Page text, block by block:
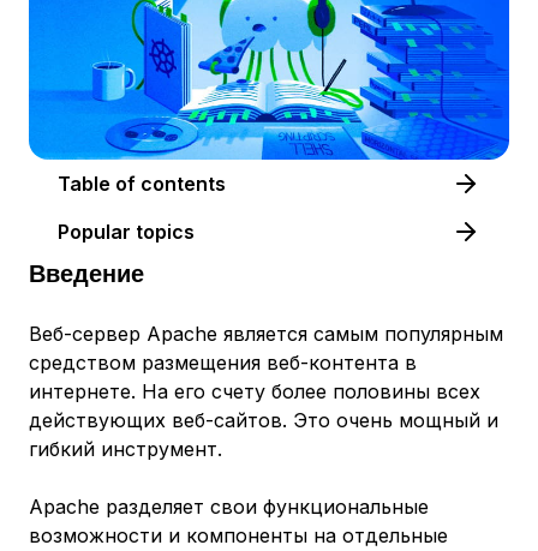
Table of contents
Popular topics
Введение
Веб-сервер Apache является самым популярным
средством размещения веб-контента в
интернете. На его счету более половины всех
действующих веб-сайтов. Это очень мощный и
гибкий инструмент.
Apache разделяет свои функциональные
возможности и компоненты на отдельные